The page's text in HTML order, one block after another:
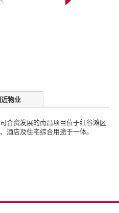
物业
合资发展的南昌项目位于红谷滩区
酒店及住宅综合用途于一体。